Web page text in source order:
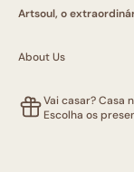
Artsoul, o
About Us
Vai casar? Casa
Escolha os